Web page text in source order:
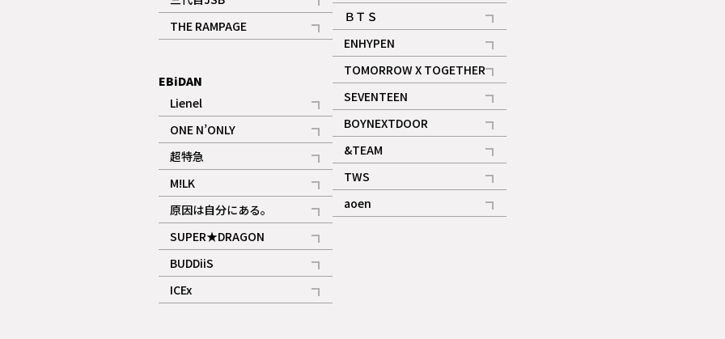
記事
THE RAMPAGE
記事
EBiDAN
Lienel
記事
ONE N’ONLY
記事
超特急
記事
ギャラリー
M!LK
記事
原因は自分にある。
記事
SUPER★DRAGON
記事
BUDDiiS
記事
ICEx
記事
記事
ＢＴＳ
記事
ENHYPEN
記事
TOMORROW X TOGETHER
記事
ギャラリー
SEVENTEEN
記事
BOYNEXTDOOR
記事
&TEAM
記事
ギャラリー
TWS
記事
aoen
記事